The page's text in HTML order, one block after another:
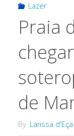
Lazer
Praia
de
By Larissa d'Eça